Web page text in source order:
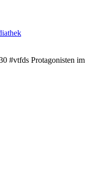
#vtfds Protagonisten im